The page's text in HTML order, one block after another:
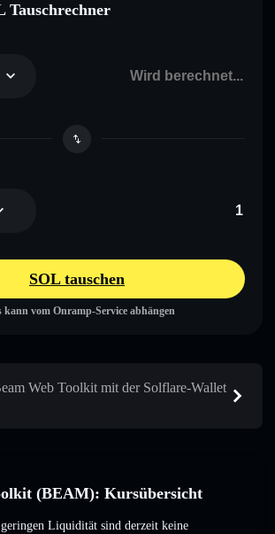
Tauschrechner
SOL tauschen
kann vom Onramp-Service abhängen
Web Toolkit mit der Solflare-Wallet
(BEAM): Kursübersicht
Liquidität sind derzeit keine